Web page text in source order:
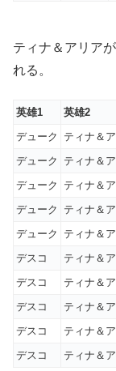
ティナ＆アリア
れる。
英雄1 英雄2
デューク
ティナ＆
デューク
ティナ＆
デューク
ティナ＆
デューク
ティナ＆
デューク
ティナ＆
デスコ
ティナ＆
デスコ
ティナ＆
デスコ
ティナ＆
デスコ
ティナ＆
デスコ
ティナ＆